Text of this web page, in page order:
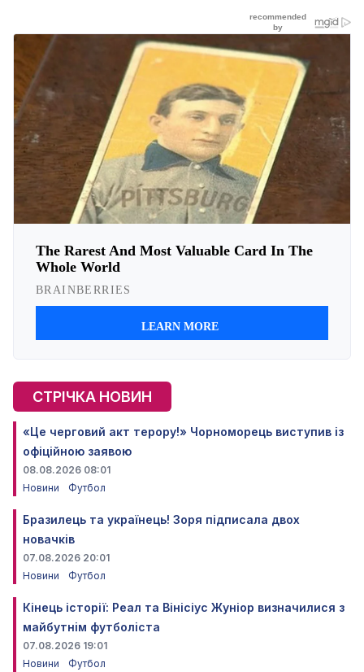
СТРІЧКА НОВИН
«Це черговий акт терору!» Чорноморець виступив із
офіційною заявою
08.08.2026 08:01
Новини
Футбол
Бразилець та українець! Зоря підписала двох
новачків
07.08.2026 20:01
Новини
Футбол
Кінець історії: Реал та Вінісіус Жуніор визначилися з
майбутнім футболіста
07.08.2026 19:01
Новини
Футбол